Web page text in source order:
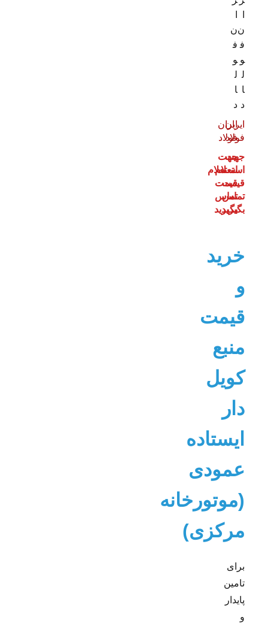
ن
ف
و
ل
ا
د
ایران
فولاد
جهت
استعلام
قیمت
تماس
بگیرید
ن
ف
و
ل
ا
د
ایران
فولاد
جهت
استعلام
قیمت
تماس
بگیرید
خرید
و
قیمت
منبع
کویل
دار
ایستاده
عمودی
(موتورخانه
مرکزی)
برای
تامین
پایدار
و